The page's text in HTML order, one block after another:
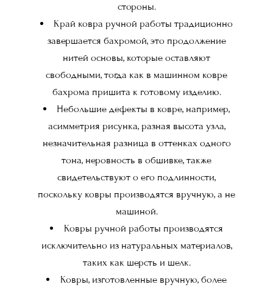
стороны.
Край ковра ручной работы традиционно
завершается бахромой, это продолжение
нитей основы, которые оставляют
свободными, тогда как в машинном ковре
бахрома пришита к готовому изделию.
Небольшие дефекты в ковре, например,
асимметрия рисунка, разная высота узла,
незначительная разница в оттенках одного
тона, неровность в обшивке, также
свидетельствуют о его подлинности,
поскольку ковры производятся вручную, а не
машиной.
Ковры ручной работы производятся
исключительно из натуральных материалов,
таких как шерсть и шелк.
Ковры, изготовленные вручную, более